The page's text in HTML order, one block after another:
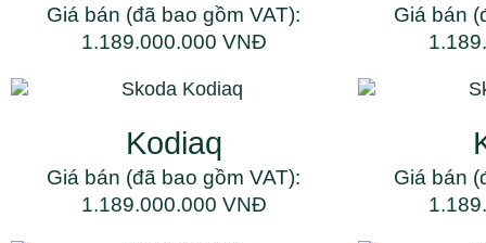
Giá bán (đã bao gồm VAT):
1.189.000.000 VNĐ
Giá bán
Kodiaq
Giá bán (đã bao gồm VAT):
1.189.000.000 VNĐ
Giá bán